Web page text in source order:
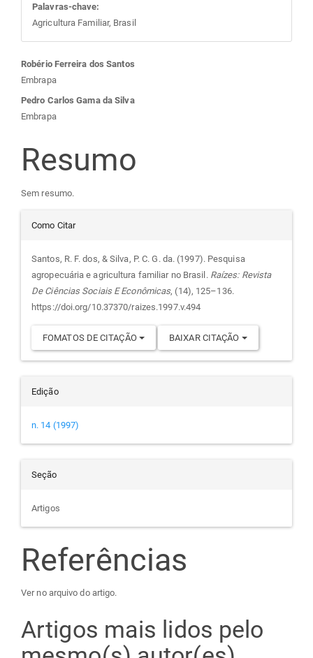
Palavras-chave:
Agricultura Familiar, Brasil
Conteúdo
do
artigo
principal
Robério Ferreira dos Santos
Embrapa
Pedro Carlos Gama da Silva
Embrapa
Resumo
Sem resumo.
Detalhes
do
artigo
Como Citar
Santos, R. F. dos, & Silva, P. C. G. da. (1997). Pesquisa
agropecuária e agricultura familiar no Brasil. Raízes: Revista
De Ciências Sociais E Econômicas, (14), 125–136.
https://doi.org/10.37370/raizes.1997.v.494
FOMATOS DE CITAÇÃO BAIXAR CITAÇÃO
Edição
n. 14 (1997)
Seção
Artigos
Referências
Ver no arquivo do artigo.
Artigos mais lidos pelo